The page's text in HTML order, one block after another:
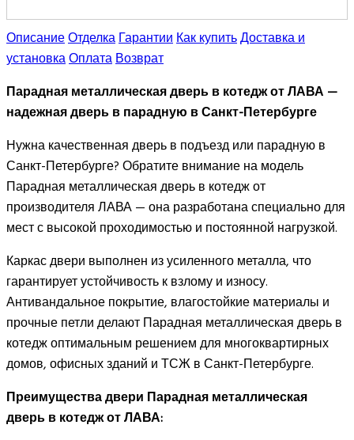
ОписаниеОтделкаГарантииКак купитьДоставка и
установкаОплатаВозврат
Парадная металлическая дверь в котедж от ЛАВА —
надежная дверь в парадную в Санкт-Петербурге
Нужна качественная дверь в подъезд или парадную в
Санкт-Петербурге? Обратите внимание на модель
Парадная металлическая дверь в котедж от
производителя ЛАВА — она разработана специально для
мест с высокой проходимостью и постоянной нагрузкой.
Каркас двери выполнен из усиленного металла, что
гарантирует устойчивость к взлому и износу.
Антивандальное покрытие, влагостойкие материалы и
прочные петли делают Парадная металлическая дверь в
котедж оптимальным решением для многоквартирных
домов, офисных зданий и ТСЖ в Санкт-Петербурге.
Преимущества двери Парадная металлическая
дверь в котедж от ЛАВА: